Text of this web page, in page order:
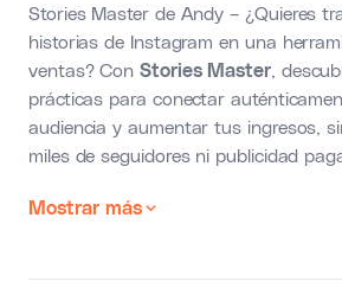
Stories Master de Andy – ¿Quieres
historias de Instagram en una
ventas? ConStories Master,
prácticas para conectar
audiencia y aumentar tus ingresos,
miles de seguidores ni publicidad
Mostrar más